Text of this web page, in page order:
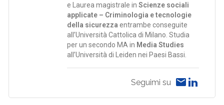
e Laurea magistrale inScienze sociali
applicate – Criminologia e tecnologie
della sicurezza entrambe conseguite
all’Università Cattolica di Milano. Studia
per un secondo MA in Media Studies
all’Università di Leiden nei Paesi Bassi.
Seguimi su